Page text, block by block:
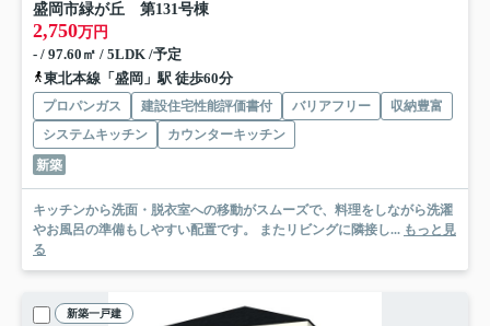
盛岡市緑が丘 第131号棟
2,750万円
- / 97.60㎡ / 5LDK /予定
東北本線「盛岡」駅 徒歩60分
プロパンガス 建設住宅性能評価書付 バリアフリー
収納豊富
システムキッチン
カウンターキッチン
新築
キッチンから洗面・脱衣室への移動がスムーズで、料理をしながら洗濯
やお風呂の準備もしやすい配置です。 またリビングに隣接し... もっと見
る
新築一戸建